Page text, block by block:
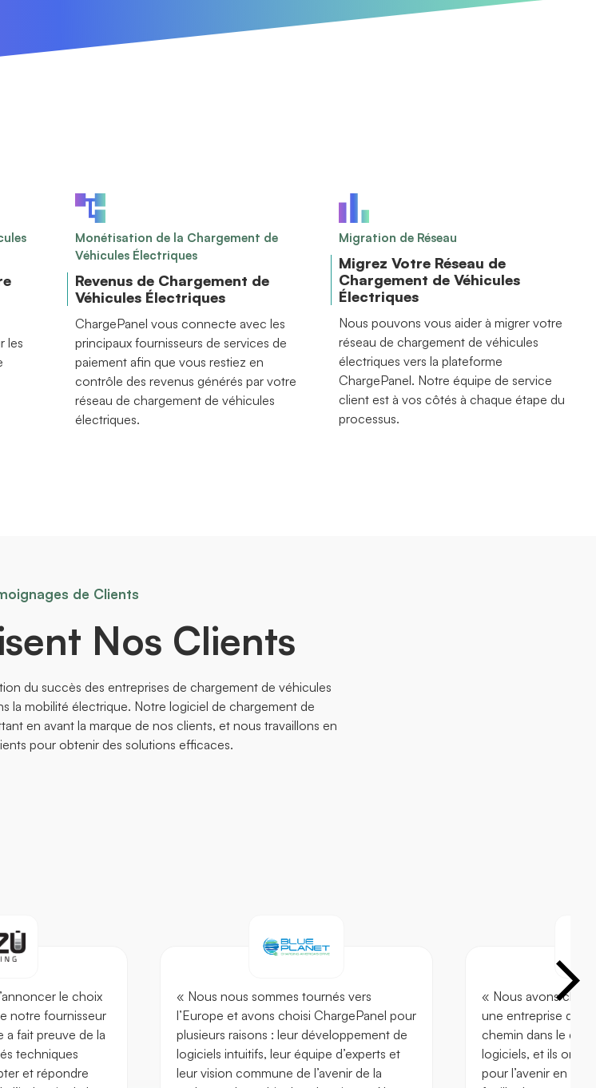
les
Monétisation de la Chargement de
Véhicules Électriques
Revenus de Chargement de
Véhicules Électriques
ChargePanel vous connecte avec les
principaux fournisseurs de services de
paiement afin que vous restiez en
contrôle des revenus générés par votre
réseau de chargement de véhicules
électriques.
Migration de Réseau
Migrez Votre Réseau de
Chargement de Véhicules
Électriques
Nous pouvons vous aider à migrer votre
réseau de chargement de véhicules
électriques vers la plateforme
ChargePanel. Notre équipe de service
client est à vos côtés à chaque étape du
processus.
de Clients
Nos Clients
du succès des entreprises de chargement de véhicules
la mobilité électrique. Notre logiciel de chargement de
en avant la marque de nos clients, et nous travaillons en
pour obtenir des solutions efficaces.
le choix
notre fournisseur
a fait preuve de la
techniques
et répondre
« Nous nous sommes tournés vers
l’Europe et avons choisi ChargePanel pour
plusieurs raisons : leur développement de
logiciels intuitifs, leur équipe d’experts et
leur vision commune de l’avenir de la
« Nous avons
une entreprise qui
chemin dans le
logiciels, et ils ont
pour l’avenir en ce